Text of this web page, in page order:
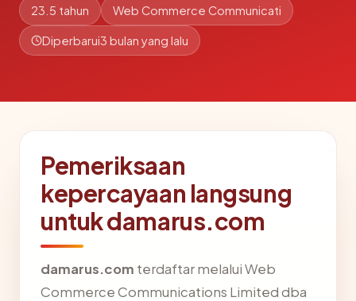
23.5 tahun Web Commerce Communicati
Diperbarui3 bulan yang lalu
Pemeriksaan
kepercayaan langsung
untuk damarus.com
damarus.com terdaftar melalui Web
Commerce Communications Limited dba